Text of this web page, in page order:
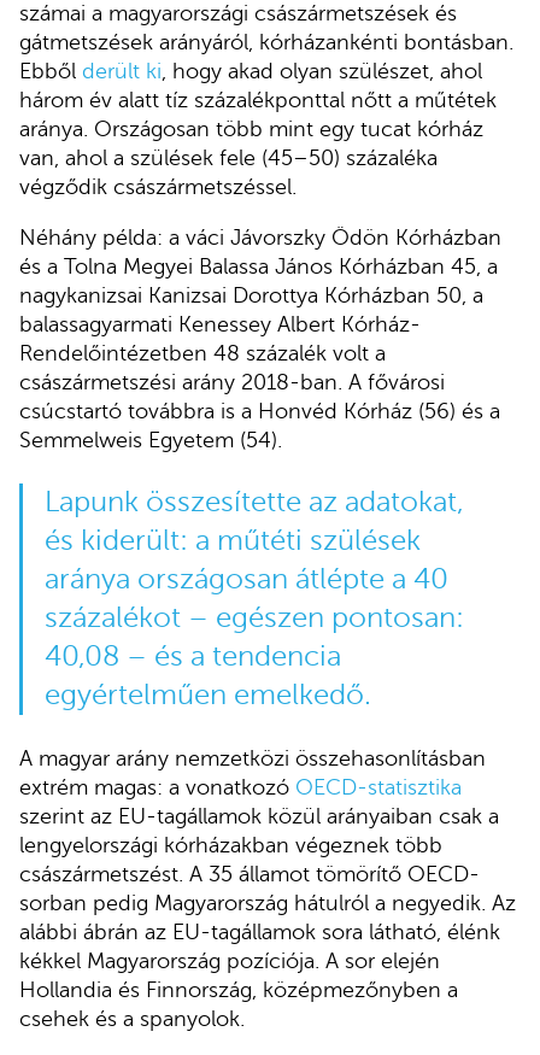
számai a magyarországi császármetszések és
gátmetszések arányáról, kórházankénti bontásban.
Ebből derült ki, hogy akad olyan szülészet, ahol
három év alatt tíz százalékponttal nőtt a műtétek
aránya. Országosan több mint egy tucat kórház
van, ahol a szülések fele (45–50) százaléka
végződik császármetszéssel.
Néhány példa: a váci Jávorszky Ödön Kórházban
és a Tolna Megyei Balassa János Kórházban 45, a
nagykanizsai Kanizsai Dorottya Kórházban 50, a
balassagyarmati Kenessey Albert Kórház-
Rendelőintézetben 48 százalék volt a
császármetszési arány 2018-ban. A fővárosi
csúcstartó továbbra is a Honvéd Kórház (56) és a
Semmelweis Egyetem (54).
Lapunk összesítette az adatokat,
és kiderült: a műtéti szülések
aránya országosan átlépte a 40
százalékot – egészen pontosan:
40,08 – és a tendencia
egyértelműen emelkedő.
A magyar arány nemzetközi összehasonlításban
extrém magas: a vonatkozó OECD-statisztika
szerint az EU-tagállamok közül arányaiban csak a
lengyelországi kórházakban végeznek több
császármetszést. A 35 államot tömörítő OECD-
sorban pedig Magyarország hátulról a negyedik. Az
alábbi ábrán az EU-tagállamok sora látható, élénk
kékkel Magyarország pozíciója. A sor elején
Hollandia és Finnország, középmezőnyben a
csehek és a spanyolok.